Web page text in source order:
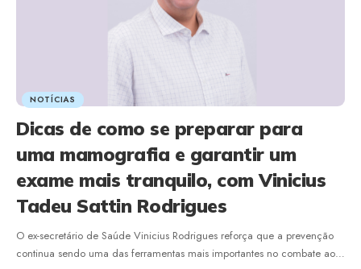
NOTÍCIAS
Dicas de como se preparar para
uma mamografia e garantir um
exame mais tranquilo, com Vinicius
Tadeu Sattin Rodrigues
O ex-secretário de Saúde Vinicius Rodrigues reforça que a prevenção
continua sendo uma das ferramentas mais importantes no combate ao…